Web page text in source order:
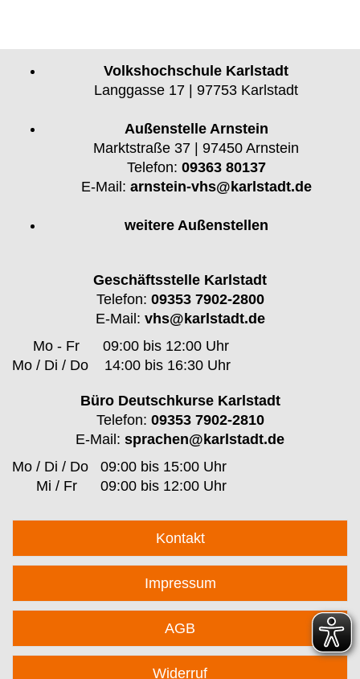
Volkshochschule Karlstadt
Langgasse 17 | 97753 Karlstadt
Außenstelle Arnstein
Marktstraße 37 | 97450 Arnstein
Telefon: 09363 80137
E-Mail: arnstein-vhs@karlstadt.de
weitere Außenstellen
Geschäftsstelle Karlstadt
Telefon: 09353 7902-2800
E-Mail: vhs@karlstadt.de
Mo - Fr
09:00 bis 12:00 Uhr
Mo / Di / Do
14:00 bis 16:30 Uhr
Büro Deutschkurse Karlstadt
Telefon: 09353 7902-2810
E-Mail: sprachen@karlstadt.de
Mo / Di / Do 09:00 bis 15:00 Uhr
Mi / Fr
09:00 bis 12:00 Uhr
Kontakt
Impressum
AGB
Widerruf